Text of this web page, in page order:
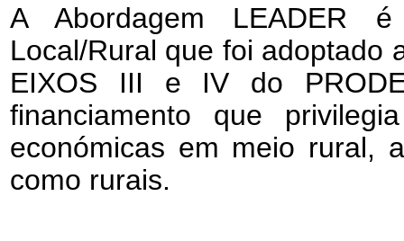
A Abordagem LEADER
Local/Rural que foi adoptado
EIXOS III e IV do
financiamento que
económicas em meio rural,
como rurais.